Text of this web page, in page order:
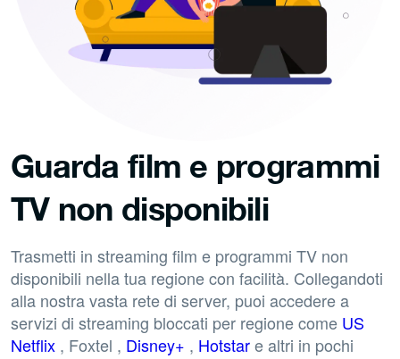
Guarda film e programmi
TV non disponibili
Trasmetti in streaming film e programmi TV non
disponibili nella tua regione con facilità. Collegandoti
alla nostra vasta rete di server, puoi accedere a
servizi di streaming bloccati per regione come US
Netflix , Foxtel , Disney+ , Hotstare altri in pochi